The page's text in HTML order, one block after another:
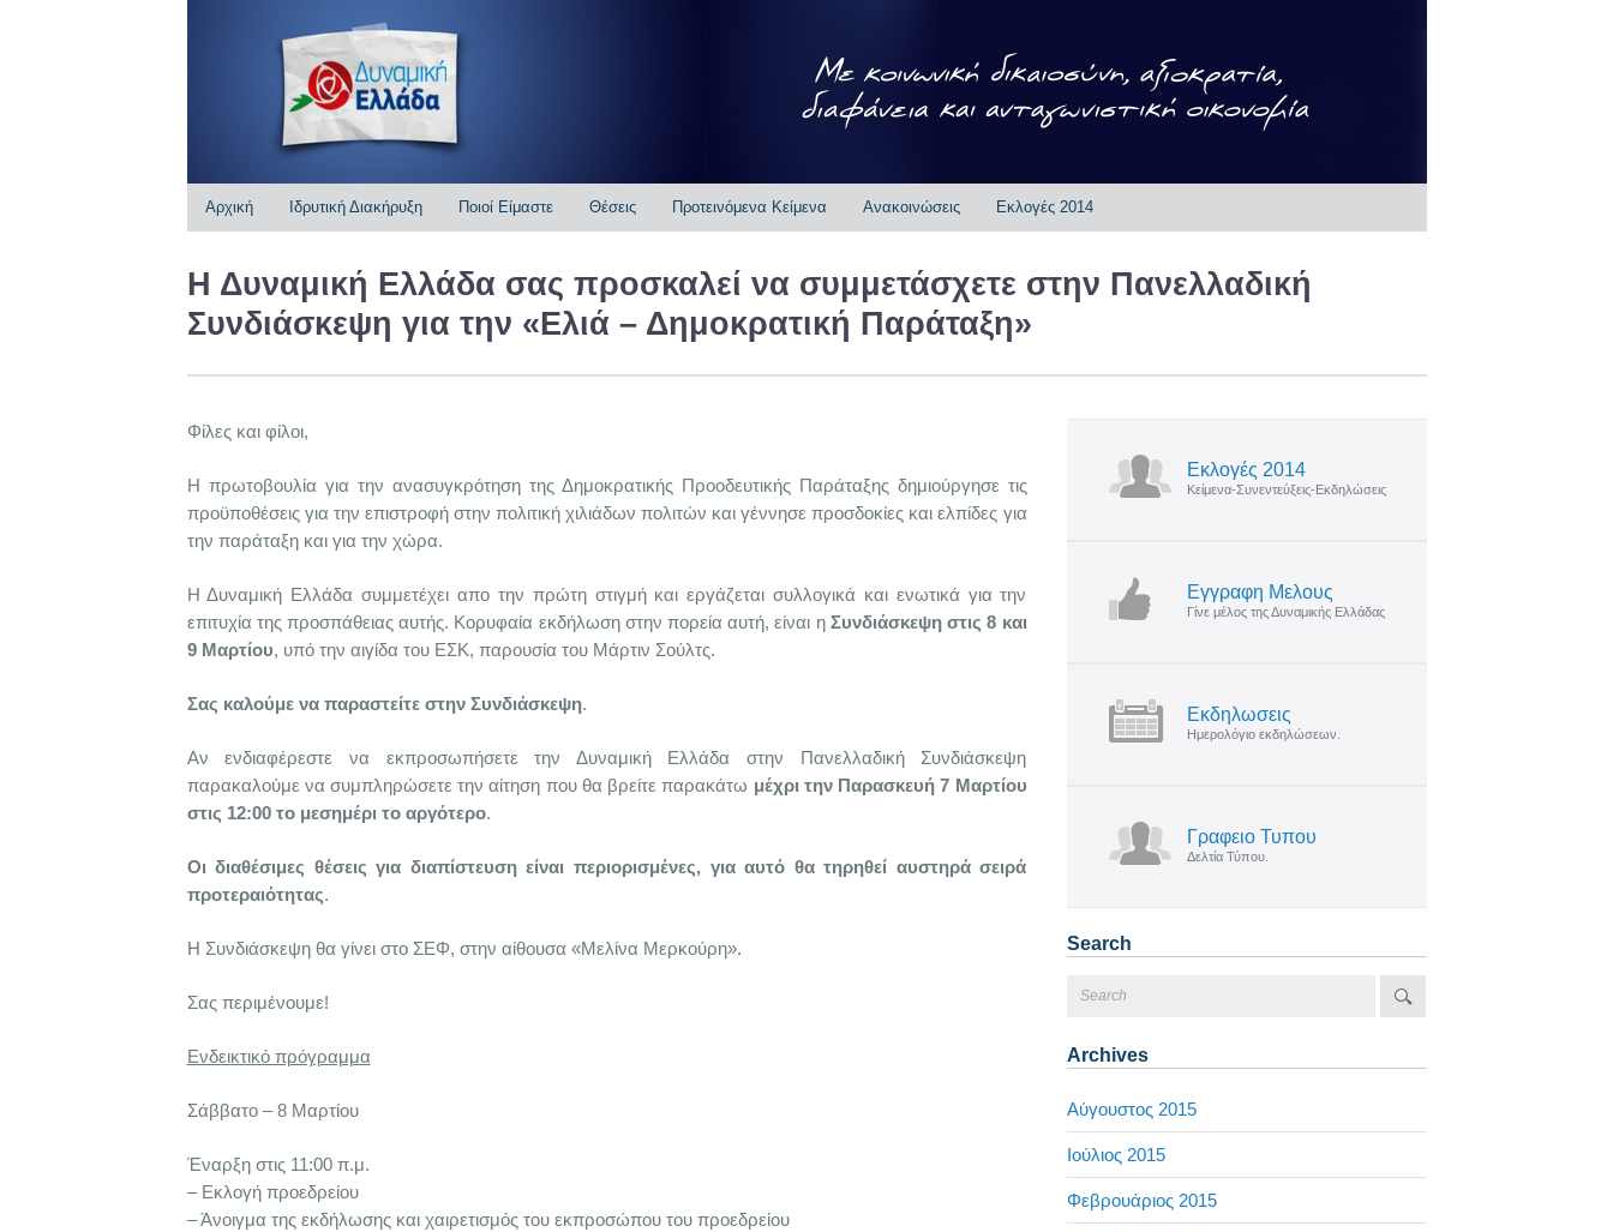
Αρχική Ιδρυτική Διακήρυξη Ποιοί Είμαστε Θέσεις Προτεινόμενα Κείμενα Ανακοινώσεις Εκλογές 2014
Η Δυναμική Ελλάδα σας προσκαλεί να συμμετάσχετε στην Πανελλαδική
Συνδιάσκεψη για την «Ελιά – Δημοκρατική Παράταξη»
Φίλες και φίλοι,
Η πρωτοβουλία για την ανασυγκρότηση της Δημοκρατικής Προοδευτικής Παράταξης δημιούργησε τις
προϋποθέσεις για την επιστροφή στην πολιτική χιλιάδων πολιτών και γέννησε προσδοκίες και ελπίδες για
την παράταξη και για την χώρα.
Η Δυναμική Ελλάδα συμμετέχει απο την πρώτη στιγμή και εργάζεται συλλογικά και ενωτικά για την
επιτυχία της προσπάθειας αυτής. Κορυφαία εκδήλωση στην πορεία αυτή, είναι η Συνδιάσκεψη στις 8 και
9 Μαρτίου, υπό την αιγίδα του ΕΣΚ, παρουσία του Μάρτιν Σούλτς.
Σας καλούμε να παραστείτε στην Συνδιάσκεψη.
Αν ενδιαφέρεστε να εκπροσωπήσετε την Δυναμική Ελλάδα στην Πανελλαδική Συνδιάσκεψη
παρακαλούμε να συμπληρώσετε την αίτηση που θα βρείτε παρακάτω μέχρι την Παρασκευή 7 Μαρτίου
στις 12:00 το μεσημέρι το αργότερο.
Οι διαθέσιμες θέσεις για διαπίστευση είναι περιορισμένες, για αυτό θα τηρηθεί αυστηρά σειρά
προτεραιότητας.
Η Συνδιάσκεψη θα γίνει στο ΣΕΦ, στην αίθουσα «Μελίνα Μερκούρη».
Σας περιμένουμε!
Ενδεικτικό πρόγραμμα
Σάββατο – 8 Μαρτίου
Έναρξη στις 11:00 π.μ.
– Εκλογή προεδρείου
– Άνοιγμα της εκδήλωσης και χαιρετισμός του εκπροσώπου του προεδρείου
Εκλογές 2014
Κείμενα-Συνεντεύξεις-Εκδηλώσεις
Εγγραφη Μελους
Γίνε μέλος της Δυναμικής Ελλάδας
Εκδηλωσεις
Ημερολόγιο εκδηλώσεων.
Γραφειο Τυπου
Δελτία Τύπου.
Search
Archives
Αύγουστος 2015
Ιούλιος 2015
Φεβρουάριος 2015